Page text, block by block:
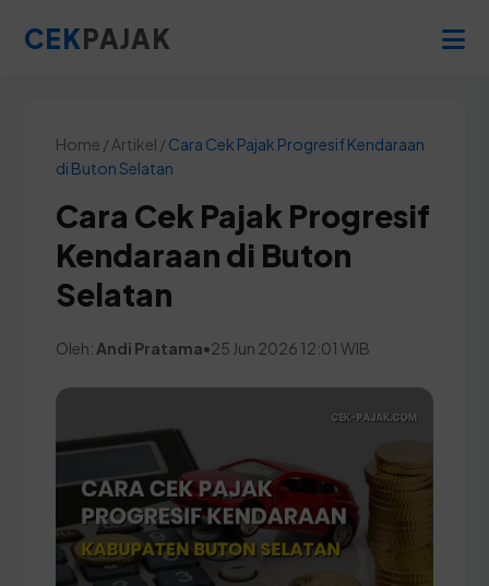
CEKPAJAK
Home / Artikel /Cara Cek Pajak Progresif Kendaraan
di Buton Selatan
Cara Cek Pajak Progresif
Kendaraan di Buton
Selatan
Oleh: Andi Pratama•25 Jun 2026 12:01 WIB